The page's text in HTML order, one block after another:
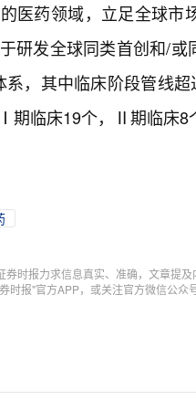
医药领域，立足全球
研发全球同类首创和/
系，其中临床阶段管线
期临床19个，Ⅱ期临床
券时报力求信息真实、准确，文章提
时报"官方APP，或关注官方微信公